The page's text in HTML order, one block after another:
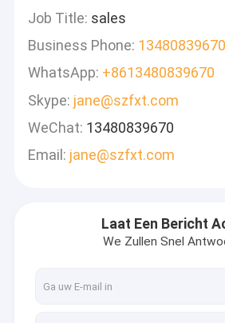
Job Title: sales
Business Phone: 13480839670
WhatsApp: +8613480839670
Skype: jane@szfxt.com
WeChat: 13480839670
Email: jane@szfxt.com
Laat Een Bericht
We Zullen Snel